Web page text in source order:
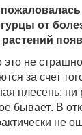
от
это не
за счет
плесень;
бывает. В
не